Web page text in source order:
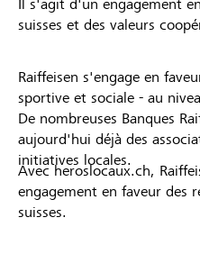
Il s'agit d'un engagement
suisses et des valeurs
Raiffeisen s'engage en
sportive et sociale - au
De nombreuses Banques
aujourd'hui déjà des
initiatives locales.
Avec heroslocaux.ch,
engagement en faveur des
suisses.